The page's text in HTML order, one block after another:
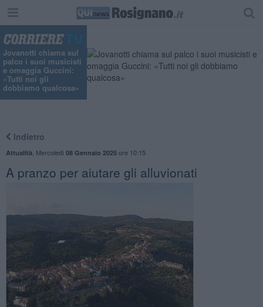
Jovanotti chiama sul
palco i suoi musicisti
e omaggia Guccini:
«Tutti noi gli
dobbiamo qualcosa»
Indietro
Attualità Mercoledì 08 Gennaio 2025ore 10:15
A pranzo per aiutare gli alluvionati